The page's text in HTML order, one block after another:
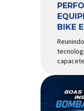
BIKE
ao país
Tour